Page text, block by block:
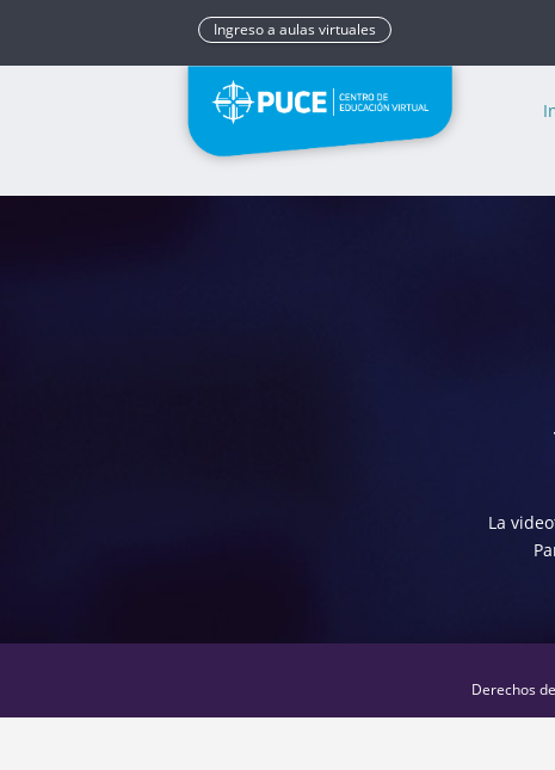
Ingreso a aulas virtuales
La
Derechos